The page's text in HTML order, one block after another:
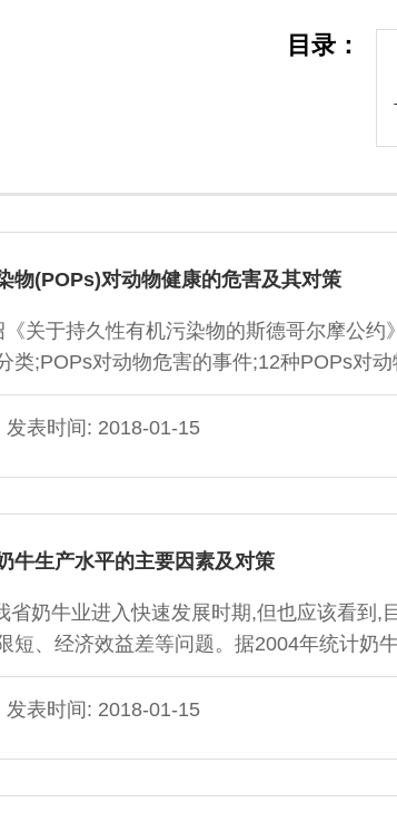
目录：
物(POPs)对动物健康的危害及其对策
《关于持久性有机污染物的斯德哥尔摩公约
类;POPs对动物危害的事件;12种POPs对动
表时间: 2018-01-15
牛生产水平的主要因素及对策
省奶牛业进入快速发展时期,但也应该看到,
短、经济效益差等问题。据2004年统计奶
良牛;我省荷斯坦牛年均单产仅4500kg。
的探讨性意见。国外有关资料报道,各科学
表时间: 2018-01-15